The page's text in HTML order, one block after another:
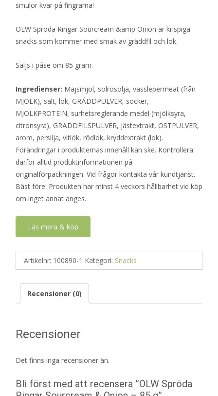
smulor kvar på fingrarna!
OLW Spröda Ringar Sourcream &amp Onion är krispiga
snacks som kommer med smak av gräddfil och lök.
Säljs i påse om 85 gram.
Ingredienser: Majsmjöl, solrosolja, vasslepermeat (från
MJÖLK), salt, lök, GRÄDDPULVER, socker,
MJÖLKPROTEIN, surhetsreglerande medel (mjölksyra,
citronsyra), GRÄDDFILSPULVER, jästextrakt, OSTPULVER,
arom, persilja, vitlök, rödlök, kryddextrakt (lök).
Förändringar i produkternas innehåll kan ske. Kontrollera
därför alltid produktinformationen på
originalförpackningen. Vid frågor kontakta vår kundtjänst.
Bäst före: Produkten har minst 4 veckors hållbarhet vid köp
om inget annat anges.
Läs mera & köp
Artikelnr: 100890-1 Kategori: Snacks
Recensioner (0)
Recensioner
Det finns inga recensioner än.
Bli först med att recensera ”OLW Spröda